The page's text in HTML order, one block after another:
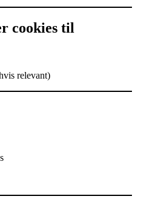
cookies til
relevant)